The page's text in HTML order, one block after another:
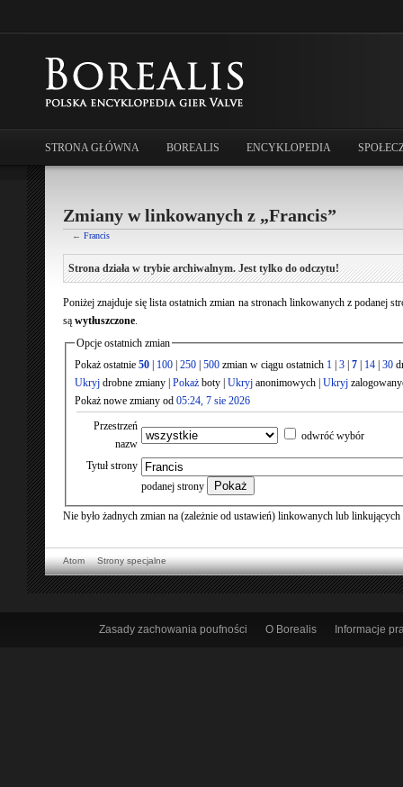
STRONA GŁÓWNA BOREALIS ENCYKLOPEDIA
Zmiany w linkowanych z „Francis”
←Francis
Strona działa w trybie archiwalnym. Jest tylko do odczytu!
Poniżej znajduje się lista ostatnich zmian na stronach linkowanych z podanej
są wytłuszczone.
Opcje ostatnich zmian
Pokaż ostatnie 50 100 250 500 zmian w ciągu ostatnich 1 3 7 14 30
Ukryj drobne zmiany | Pokaż boty | Ukryj anonimowych | Ukryj
Pokaż nowe zmiany od 05:24, 7 sie 2026
Przestrzeń
nazw
odwróć wybór
Tytuł strony
podanej strony
Nie było żadnych zmian na (zależnie od ustawień) linkowanych lub
Atom Strony specjalne
Zasady zachowania poufności O Borealis Informacje